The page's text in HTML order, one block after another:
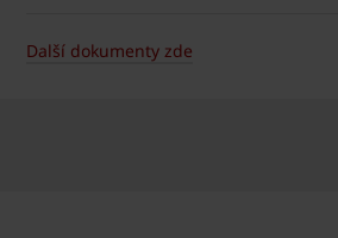
Další dokumenty zde